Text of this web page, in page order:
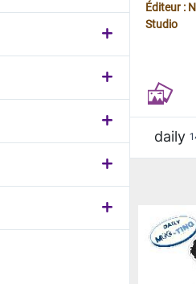
Éditeur :
Studio
daily